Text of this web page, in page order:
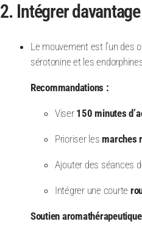
2. Intégrer
Le mouvement est l’un des
sérotonine et les
Recommandations :
Viser 150 minutes
Prioriser lesmarches
Ajouter des séances
Intégrer une courte
Soutien